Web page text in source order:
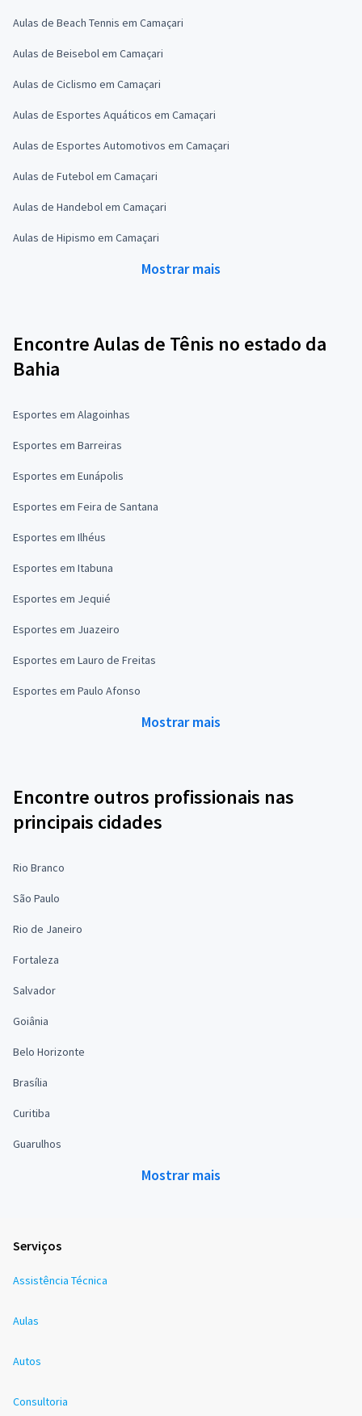
Aulas de Beach Tennis em Camaçari
Aulas de Beisebol em Camaçari
Aulas de Ciclismo em Camaçari
Aulas de Esportes Aquáticos em Camaçari
Aulas de Esportes Automotivos em Camaçari
Aulas de Futebol em Camaçari
Aulas de Handebol em Camaçari
Aulas de Hipismo em Camaçari
Mostrar mais
Encontre Aulas de Tênis no estado da
Bahia
Esportes em Alagoinhas
Esportes em Barreiras
Esportes em Eunápolis
Esportes em Feira de Santana
Esportes em Ilhéus
Esportes em Itabuna
Esportes em Jequié
Esportes em Juazeiro
Esportes em Lauro de Freitas
Esportes em Paulo Afonso
Mostrar mais
Encontre outros profissionais nas
principais cidades
Rio Branco
São Paulo
Rio de Janeiro
Fortaleza
Salvador
Goiânia
Belo Horizonte
Brasília
Curitiba
Guarulhos
Mostrar mais
Serviços
Assistência Técnica
Aulas
Autos
Consultoria